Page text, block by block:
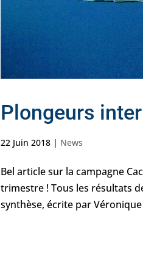
Plongeurs
22 Juin 2018 | News
Bel article sur la campagne
trimestre ! Tous les résultats
synthèse, écrite par